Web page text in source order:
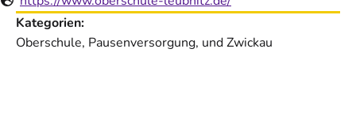
Kategorien:
Oberschule, Pausenversorgung, und Zwickau